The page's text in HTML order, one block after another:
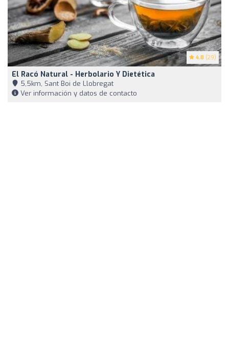
4.8 (29)
El Racó Natural - Herbolario Y Dietética
5,5km, Sant Boi de Llobregat
Ver información y datos de contacto